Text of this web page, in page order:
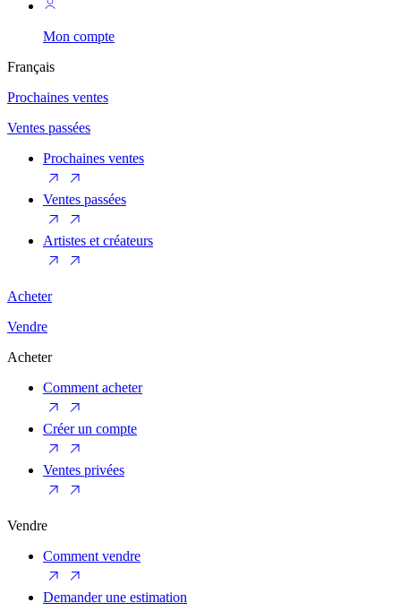
Mon compte
Français
Prochaines ventes
Ventes passées
Prochaines ventes
Ventes passées
Artistes et créateurs
Acheter
Vendre
Acheter
Comment acheter
Créer un compte
Ventes privées
Vendre
Comment vendre
Demander une estimation